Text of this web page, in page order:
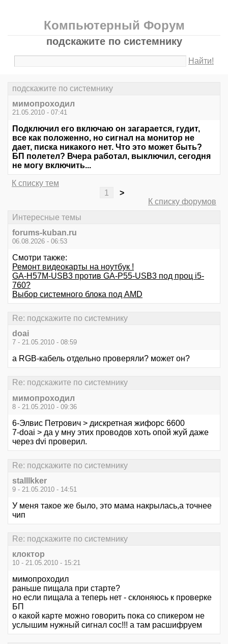
Компьютерный Форум
подскажите по системнику
Найти!
подскажите по системнику
мимопроходил
21.05.2010 - 07:41
Подключил его включаю он загарается, гудит,
все как положенно, но сигнал на монитор не
дает, писка никакого нет. Что это может быть?
БП полетел? Вчера работал, выключил, сегодня
не могу включить...
К списку тем
1
>
К списку форумов
Интересные темы
forums-kuban.ru
06.08.2026 - 06:53
Смотри также:
Ремонт видеокарты на ноутбук !
GA-H57M-USB3 против GA-P55-USB3 под проц i5-
760?
Выбор системного блока под АМD
Re: подскажите по системнику
doai
7 - 21.05.2010 - 08:59
а RGB-кабель отдельно проверяли? может он?
Re: подскажите по системнику
мимопроходил
8 - 21.05.2010 - 09:36
6-Элвис Петрович > дискретная жифорс 6600
7-doai > да у мну этих проводов хоть опой жуй даже
через dvi проверил.
Re: подскажите по системнику
stalllkker
9 - 21.05.2010 - 14:51
У меня такое же было, это мама накрылась,а точнее
чип
Re: подскажите по системнику
клоктор
10 - 21.05.2010 - 15:21
мимопроходил
раньше пищала при старте?
но если пищала а теперь нет - склоняюсь к проверке
БП
о какой карте можно говорить пока со спикером не
услышим нужный сигнал сос!!! а там расшифруем